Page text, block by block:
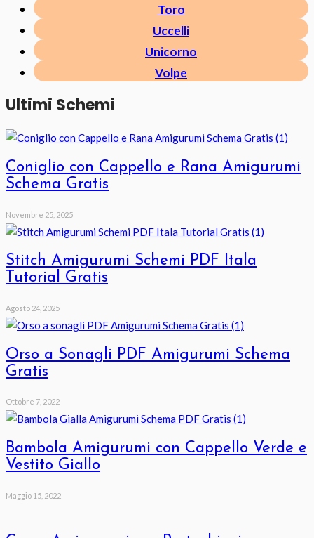
Toro
Uccelli
Unicorno
Volpe
Ultimi Schemi
Coniglio con Cappello e Rana Amigurumi
Schema Gratis
Novembre 25, 2025
Stitch Amigurumi Schemi PDF Itala
Tutorial Gratis
Agosto 24, 2025
Orso a Sonagli PDF Amigurumi Schema
Gratis
Ottobre 7, 2022
Bambola Amigurumi con Cappello Verde e
Vestito Giallo
Maggio 15, 2022